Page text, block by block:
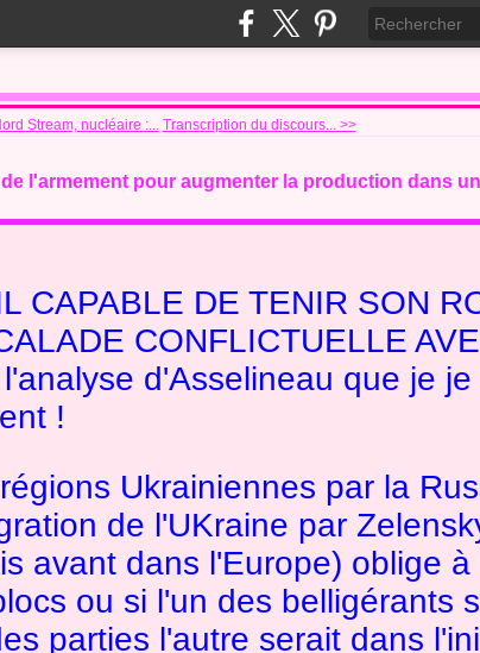
Stream, nucléaire :... Transcription du discours... >>
l'armement pour augmenter la production dans
CAPABLE DE TENIR SON
CONFLICTUELLE
d'Asselineau que je je
!
Ukrainiennes par la
de l'UKraine par
avant dans l'Europe) oblige à
ou si l'un des belligérants
parties l'autre serait dans